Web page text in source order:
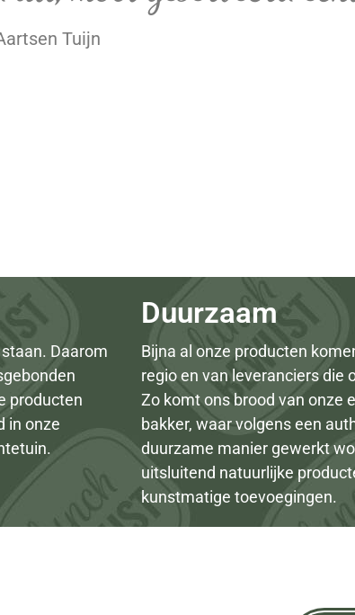
Tuijn
Daarom
producten
in onze
Duurzaam
Bijna al onze producten
regio en van leveranciers die
Zo komt ons brood van onze
bakker, waar volgens een
duurzame manier gewerkt
uitsluitend natuurlijke
kunstmatige toevoegingen.